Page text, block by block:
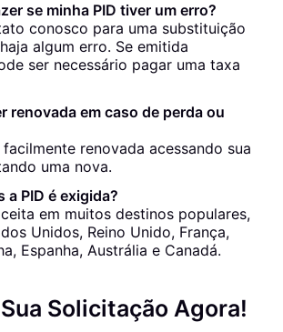
se minha PID tiver um erro?
conosco para uma substituição
algum erro. Se emitida
ser necessário pagar uma taxa
renovada em caso de perda ou
renovada acessando sua
uma nova.
a PID é exigida?
em muitos destinos populares,
Unidos, Reino Unido, França,
Espanha, Austrália e Canadá.
Solicitação Agora!